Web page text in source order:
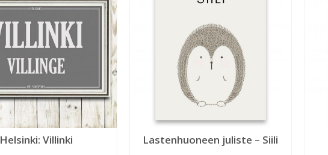
Helsinki: Villinki Lastenhuoneen juliste – Siili